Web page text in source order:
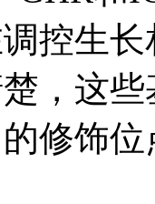
控生
，这
修饰